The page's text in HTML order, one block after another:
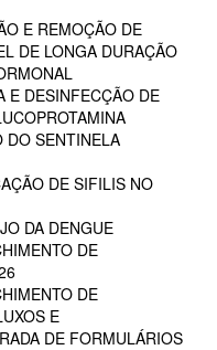
E REMOÇÃO DE
DE LONGA DURAÇÃO
E DESINFECÇÃO DE
DO SENTINELA
DE SIFILIS NO
DA DENGUE
DE
DE
E
DE FORMULÁRIOS